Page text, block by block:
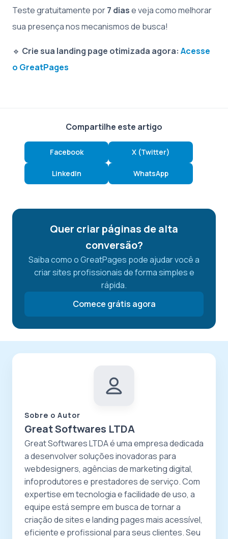
Teste gratuitamente por7 diase veja como melhorar
sua presença nos mecanismos de busca!
🔹 Crie sua landing page otimizada agora: Acesse
o GreatPages
Compartilhe este artigo
Facebook X (Twitter)
LinkedIn WhatsApp
Quer criar páginas de alta
conversão?
Saiba como o GreatPages pode ajudar você a
criar sites profissionais de forma simples e
rápida.
Comece grátis agora
Sobre o Autor
Great Softwares LTDA
Great Softwares LTDA é uma empresa dedicada
a desenvolver soluções inovadoras para
webdesigners, agências de marketing digital,
infoprodutores e prestadores de serviço. Com
expertise em tecnologia e facilidade de uso, a
equipe está sempre em busca de tornar a
criação de sites e landing pages mais acessível,
eficiente e profissional para seus clientes. Seu